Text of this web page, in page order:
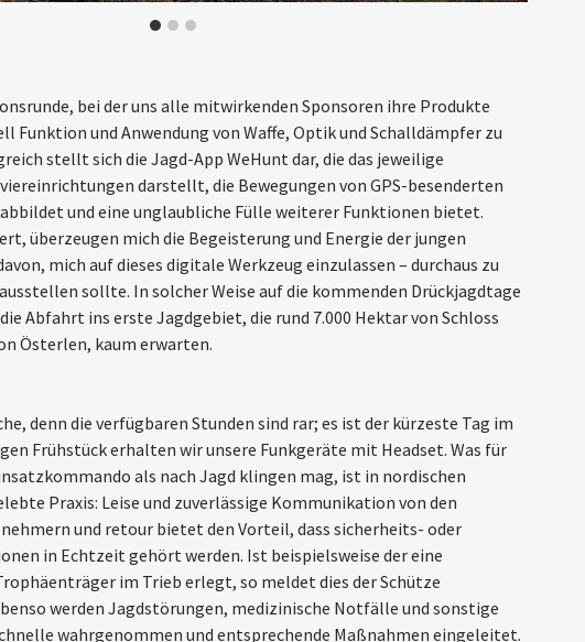
bei der uns alle mitwirkenden Sponsoren ihre Produkte
Funktion und Anwendung von Waffe, Optik und Schalldämpfer zu
stellt sich die Jagd-App WeHunt dar, die das jeweilige
darstellt, die Bewegungen von GPS-besenderten
und eine unglaubliche Fülle weiterer Funktionen bietet.
überzeugen mich die Begeisterung und Energie der jungen
mich auf dieses digitale Werkzeug einzulassen – durchaus zu
sollte. In solcher Weise auf die kommenden Drückjagdtage
Abfahrt ins erste Jagdgebiet, die rund 7.000 Hektar von Schloss
Österlen, kaum erwarten.
denn die verfügbaren Stunden sind rar; es ist der kürzeste Tag im
Frühstück erhalten wir unsere Funkgeräte mit Headset. Was für
als nach Jagd klingen mag, ist in nordischen
Praxis: Leise und zuverlässige Kommunikation von den
und retour bietet den Vorteil, dass sicherheits- oder
in Echtzeit gehört werden. Ist beispielsweise der eine
im Trieb erlegt, so meldet dies der Schütze
werden Jagdstörungen, medizinische Notfälle und sonstige
wahrgenommen und entsprechende Maßnahmen eingeleitet.